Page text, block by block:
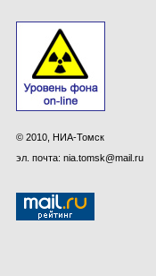
© 2010, НИА-Томск
эл. почта: nia.tomsk@mail.ru